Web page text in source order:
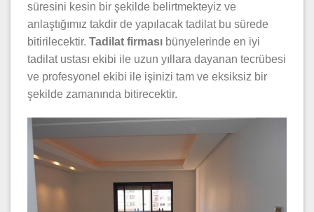
süresini kesin bir şekilde belirtmekteyiz ve
anlaştığımız takdir de yapılacak tadilat bu sürede
bitirilecektir. Tadilat firması bünyelerinde en iyi
tadilat ustası ekibi ile uzun yıllara dayanan tecrübesi
ve profesyonel ekibi ile işinizi tam ve eksiksiz bir
şekilde zamanında bitirecektir.